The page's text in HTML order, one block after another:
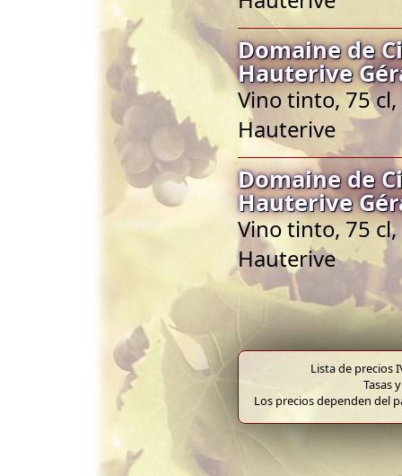
Domaine de
Hauterive
Vino tinto, 75
Hauterive
Domaine de
Hauterive
Vino tinto, 75
Hauterive
Lista de precios
Tasas
Los precios dependen del